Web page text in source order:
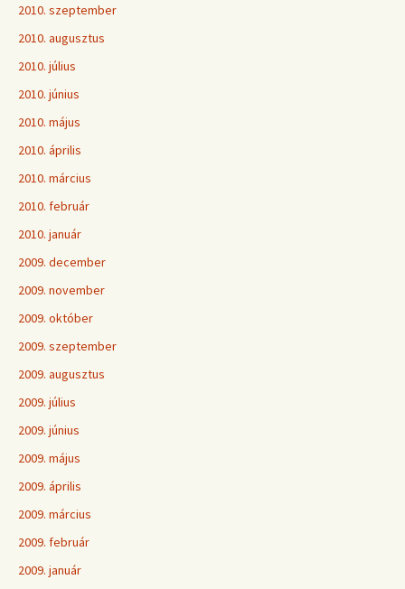
2010. szeptember
2010. augusztus
2010. július
2010. június
2010. május
2010. április
2010. március
2010. február
2010. január
2009. december
2009. november
2009. október
2009. szeptember
2009. augusztus
2009. július
2009. június
2009. május
2009. április
2009. március
2009. február
2009. január